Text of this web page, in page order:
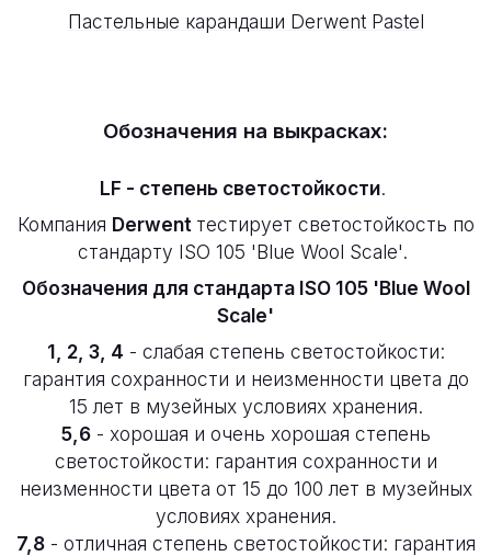
Пастельные карандаши Derwent Pastel
Обозначения на выкрасках:
LF - степень светостойкости.
Компания Derwent тестирует светостойкость по
стандарту ISO 105 'Blue Wool Scale'.
Обозначения для стандарта ISO 105 'Blue Wool
Scale'
1, 2, 3, 4 - слабая степень светостойкости:
гарантия сохранности и неизменности цвета до
15 лет в музейных условиях хранения.
5,6- хорошая и очень хорошая степень
светостойкости: гарантия сохранности и
неизменности цвета от 15 до 100 лет в музейных
условиях хранения.
7,8- отличная степень светостойкости: гарантия